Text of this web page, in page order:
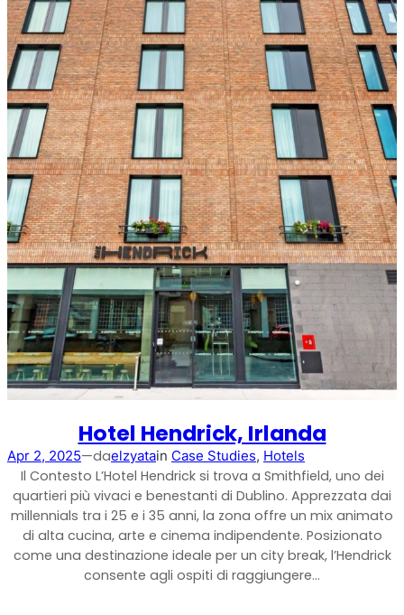
Ripetitore commerciale multioperatore
Ripetitore OS6
Operatore singolo. Ripetitore commerciale
StellaPlanner
Hotel Hendrick, Irlanda
Apr 2, 2025—daelzyatain Case Studies, Hotels
Il Contesto L’Hotel Hendrick si trova a Smithfield, uno dei
quartieri più vivaci e benestanti di Dublino. Apprezzata dai
millennials tra i 25 e i 35 anni, la zona offre un mix animato
di alta cucina, arte e cinema indipendente. Posizionato
come una destinazione ideale per un city break, l’Hendrick
consente agli ospiti di raggiungere…